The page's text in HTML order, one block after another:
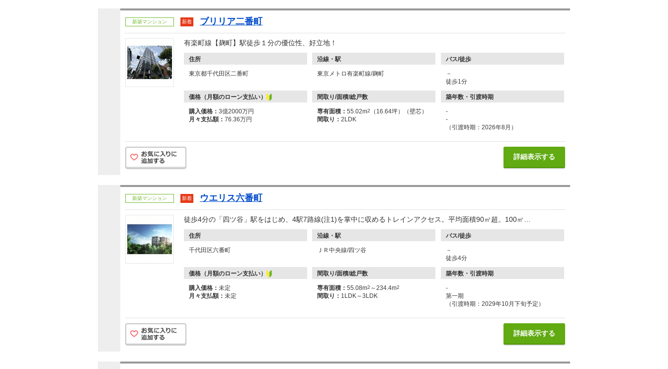
新築マンション 新着 ブリリア二番町
有楽町線【麹町】駅徒歩１分の優位性、好立地！
住所 沿線・駅 バス/徒歩
東京都千代田区二番町 東京メトロ有楽町線/麹町
－
徒歩1分
価格（月額のローン支払い） 間取り/面積/総戸数 築年数・引渡時期
購入価格： 3億2000万円
月々支払額： 76.36万円
専有面積： 55.02m2
（16.64坪）（壁芯）
間取り： 2LDK
-
-
（引渡時期：2026年8月）
詳細表示する
新築マンション 新着 ウエリス六番町
徒歩4分の「四ツ谷」駅をはじめ、4駅7路線(注1)を掌中に収めるトレインアクセス。平均面積90㎡超。100㎡…
住所 沿線・駅 バス/徒歩
千代田区六番町 ＪＲ中央線/四ツ谷
－
徒歩4分
価格（月額のローン支払い） 間取り/面積/総戸数 築年数・引渡時期
購入価格： 未定
月々支払額： 未定
専有面積： 55.08m2 ～234.4m2
間取り： 1LDK～3LDK
-
第一期
（引渡時期：2029年10月下旬予定）
詳細表示する